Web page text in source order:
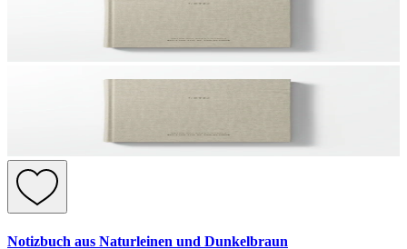
Notizbuch aus Naturleinen und Dunkelbraun